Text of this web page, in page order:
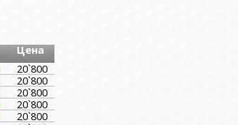
Цена
20`800
20`800
20`800
20`800
20`800